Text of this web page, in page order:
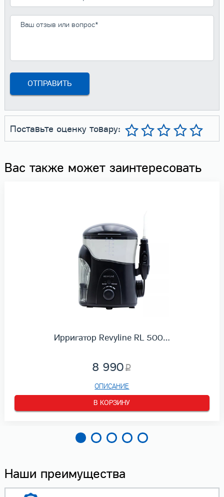
Поставьте оценку товару:
Вас также может заинтересовать
Ирригатор Revyline RL 500…
8 990
ОПИСАНИЕ
В КОРЗИНУ
Наши преимущества